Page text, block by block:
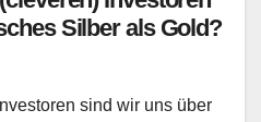
Silber als Gold?
sind wir uns über